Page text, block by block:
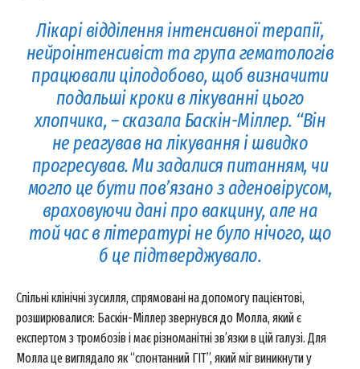
Лікарі відділення інтенсивної терапії,
нейроінтенсивіст та група гематологів
працювали цілодобово, щоб визначити
подальші кроки в лікуванні цього
хлопчика, – сказала Баскін-Міллер. “Він
не реагував на лікування і швидко
прогресував. Ми задалися питанням, чи
могло це бути пов’язано з аденовірусом,
враховуючи дані про вакцину, але на
той час в літературі не було нічого, що
б це підтверджувало.
Спільні клінічні зусилля, спрямовані на допомогу пацієнтові,
розширювалися: Баскін-Міллер звернувся до Молла, який є
експертом з тромбозів і має різноманітні зв’язки в цій галузі. Для
Молла це виглядало як “спонтанний ГІТ”, який міг виникнути у